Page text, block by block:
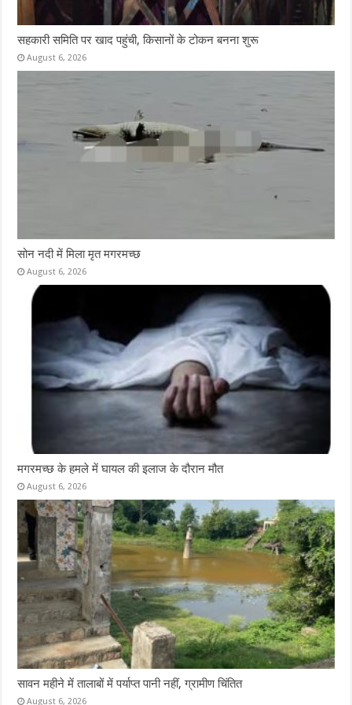
सहकारी समिति पर खाद पहुंची, किसानों के टोकन बनना शुरू
August 6, 2026
सोन नदी में मिला मृत मगरमच्छ
August 6, 2026
मगरमच्छ के हमले में घायल की इलाज के दौरान मौत
August 6, 2026
सावन महीने में तालाबों में पर्याप्त पानी नहीं, ग्रामीण चिंतित
August 6, 2026